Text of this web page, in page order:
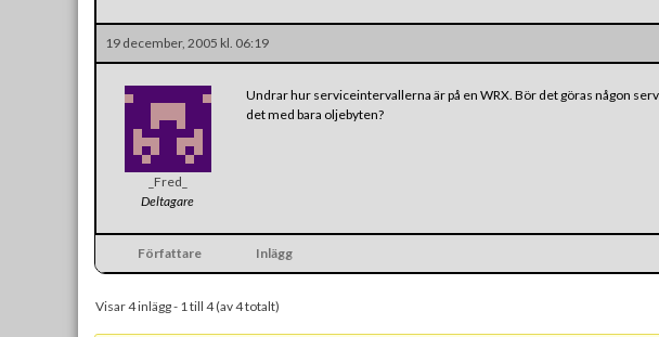
19 december, 2005 kl. 06:19
_Fred_
Deltagare
Undrar hur serviceintervallerna är på en WRX. Bör det göras någon
det med bara oljebyten?
Författare Inlägg
Visar 4 inlägg - 1 till 4 (av 4 totalt)